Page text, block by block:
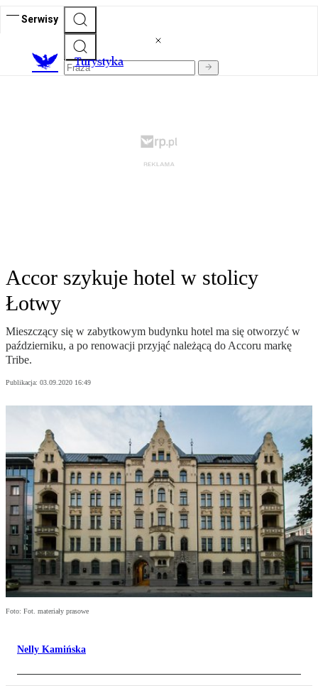
Serwisy
Turystyka
Accor szykuje hotel w stolicy
Łotwy
Mieszczący się w zabytkowym budynku hotel ma się otworzyć w
październiku, a po renowacji przyjąć należącą do Accoru markę
Tribe.
Publikacja: 03.09.2020 16:49
Foto: Fot. materiały prasowe
Nelly Kamińska